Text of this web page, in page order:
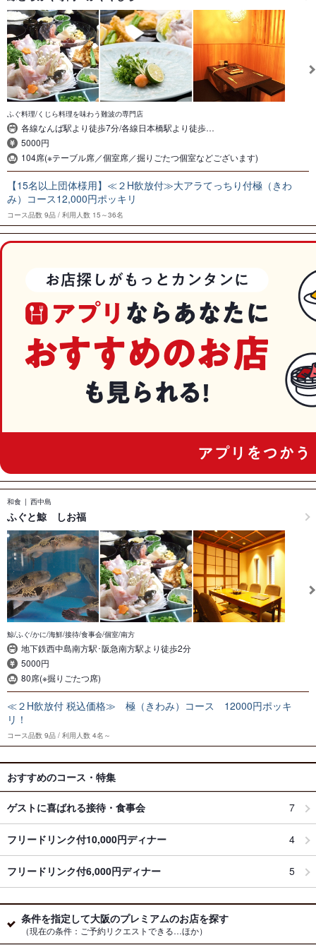
ふぐ料理/くじら料理を味わう難波の専門店
各線なんば駅より徒歩7分/各線日本橋駅より徒歩…
5000円
104席(※テーブル席／個室席／掘りごたつ個室などございます)
【15名以上団体様用】≪２H飲放付≫大アラてっちり付極（きわ
み）コース12,000円ポッキリ
コース品数 9品 利用人数 15～36名
和食 西中島
ふぐと鯨 しお福
鯨/ふぐ/かに/海鮮/接待/食事会/個室/南方
地下鉄西中島南方駅･阪急南方駅より徒歩2分
5000円
80席(※掘りごたつ席)
≪２H飲放付 税込価格≫ 極（きわみ）コース 12000円ポッキ
リ！
コース品数 9品 利用人数 4名～
おすすめのコース・特集
ゲストに喜ばれる接待・食事会 7
フリードリンク付10,000円ディナー 4
フリードリンク付6,000円ディナー 5
条件を指定して大阪のプレミアムのお店を探す
（現在の条件：ご予約リクエストできる…ほか）